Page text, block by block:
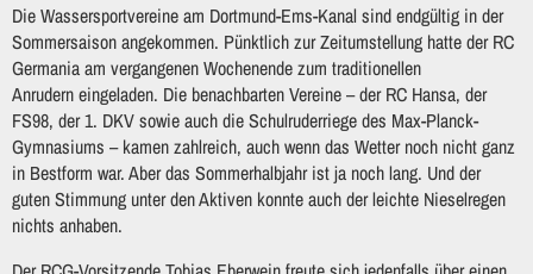
Die Wassersportvereine am Dortmund-Ems-Kanal sind endgültig in der
Sommersaison angekommen. Pünktlich zur Zeitumstellung hatte der RC
Germania am vergangenen Wochenende zum traditionellen
Anrudern eingeladen. Die benachbarten Vereine – der RC Hansa, der
FS98, der 1. DKV sowie auch die Schulruderriege des Max-Planck-
Gymnasiums – kamen zahlreich, auch wenn das Wetter noch nicht ganz
in Bestform war. Aber das Sommerhalbjahr ist ja noch lang. Und der
guten Stimmung unter den Aktiven konnte auch der leichte Nieselregen
nichts anhaben.